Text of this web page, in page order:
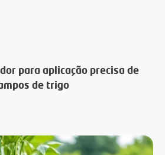
para aplicação precisa de
de trigo